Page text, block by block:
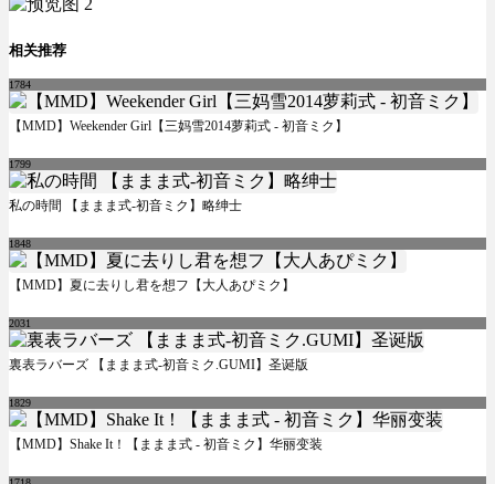
相关推荐
1784
【MMD】Weekender Girl【三妈雪2014萝莉式 - 初音ミク】
1799
私の時間 【ままま式-初音ミク】略绅士
1848
【MMD】夏に去りし君を想フ【大人あぴミク】
2031
裏表ラバーズ 【ままま式-初音ミク.GUMI】圣诞版
1829
【MMD】Shake It！【ままま式 - 初音ミク】华丽变装